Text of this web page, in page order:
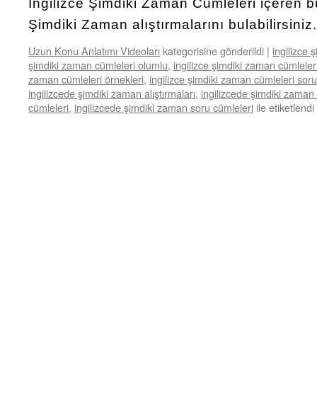
İngilizce Şimdiki Zaman Cümleleri içeren
Şimdiki Zaman alıştırmalarını bulabilirsiniz.
Uzun Konu Anlatımı Videoları kategorisine gönderildi | ingilizce
şimdiki zaman cümleleri olumlu, ingilizce şimdiki zaman
zaman cümleleri örnekleri, ingilizce şimdiki zaman cümleleri soru
ingilizcede şimdiki zaman alıştırmaları, ingilizcede şimdiki zaman
cümleleri, ingilizcede şimdiki zaman soru cümleleri ile etiketlendi